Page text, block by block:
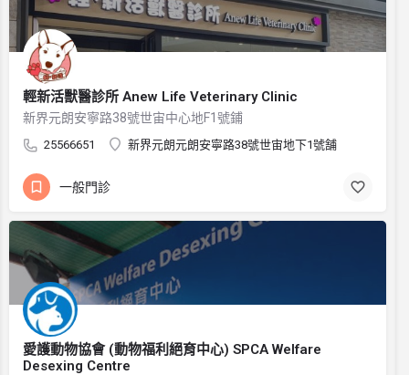
輕新活獸醫診所 Anew Life Veterinary Clinic
新界元朗安寧路38號世宙中心地F1號鋪
25566651 新界元朗元朗安寧路38號世宙地下1號舗
一般門診
愛護動物協會 (動物福利絕育中心) SPCA Welfare
Desexing Centre